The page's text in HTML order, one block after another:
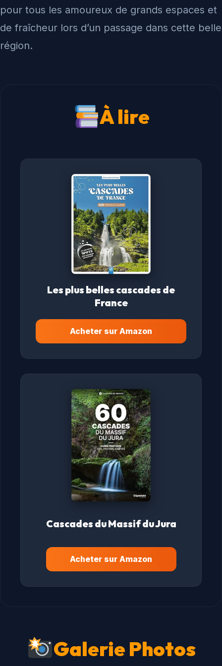
pour tous les amoureux de grands espaces et
de fraîcheur lors d’un passage dans cette belle
région.
À lire
Les plus belles cascades de
France
Acheter sur Amazon
Cascades du Massif du Jura
Acheter sur Amazon
Galerie Photos